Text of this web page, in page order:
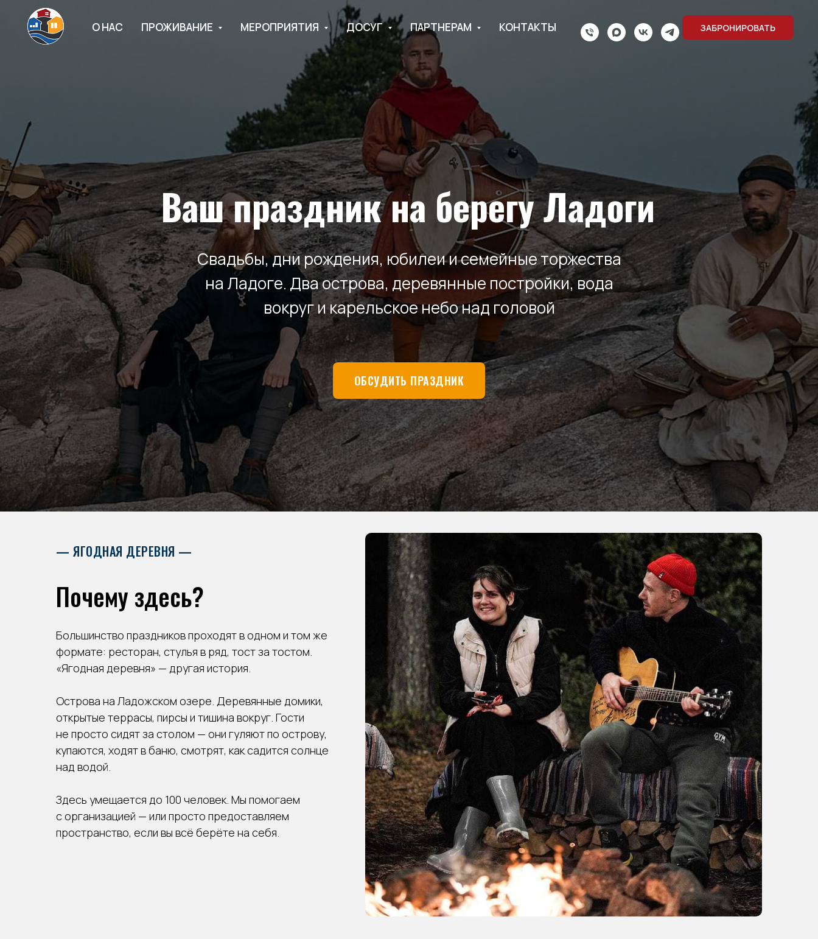
О НАС ПРОЖИВАНИЕ МЕРОПРИЯТИЯ ДОСУГ ПАРТНЕРАМ КОНТАКТЫ ЗАБРОНИРОВАТЬ
ОБСУДИТЬ ПРАЗДНИК
Свадьбы, дни рождения, юбилеи и семейные торжества
на Ладоге. Два острова, деревянные постройки, вода
вокруг и карельское небо над головой
Ваш праздник на берегу Ладоги
— ЯГОДНАЯ ДЕРЕВНЯ —
Почему здесь?
Большинство праздников проходят в одном и том же
формате: ресторан, стулья в ряд, тост за тостом.
«Ягодная деревня» — другая история.
Острова на Ладожском озере. Деревянные домики,
открытые террасы, пирсы и тишина вокруг. Гости
не просто сидят за столом — они гуляют по острову,
купаются, ходят в баню, смотрят, как садится солнце
над водой.
Здесь умещается до 100 человек. Мы помогаем
с организацией — или просто предоставляем
пространство, если вы всё берёте на себя.